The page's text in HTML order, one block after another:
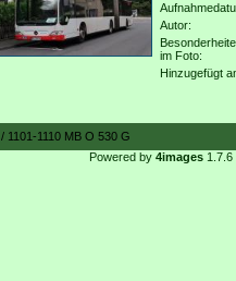
Autor:
im Foto:
Hinzugefügt
/ 1101-1110 MB O 530 G
Powered by 4images1.7.6